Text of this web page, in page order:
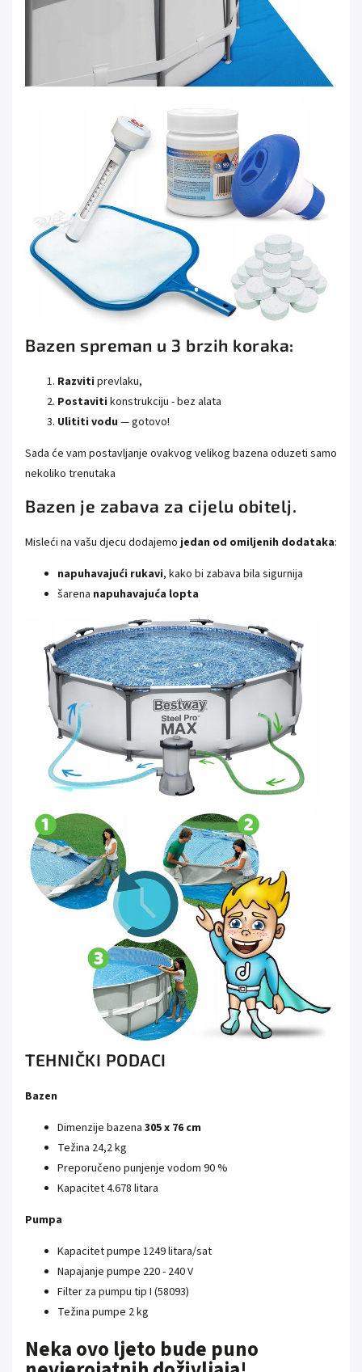
Bazen spreman u 3 brzih koraka:
Razviti prevlaku,
Postaviti konstrukciju - bez alata
Ulititi vodu — gotovo!
Sada će vam postavljanje ovakvog velikog bazena oduzeti samo
nekoliko trenutaka
Bazen je zabava za cijelu obitelj.
Misleći na vašu djecu dodajemojedan od omiljenih dodataka:
napuhavajući rukavi, kako bi zabava bila sigurnija
šarena napuhavajuća lopta
TEHNIČKI PODACI
Bazen
Dimenzije bazena 305 x 76 cm
Težina 24,2 kg
Preporučeno punjenje vodom 90 %
Kapacitet 4.678 litara
Pumpa
Kapacitet pumpe 1249 litara/sat
Napajanje pumpe 220 - 240 V
Filter za pumpu tip I (58093)
Težina pumpe 2 kg
Neka ovo ljeto bude puno